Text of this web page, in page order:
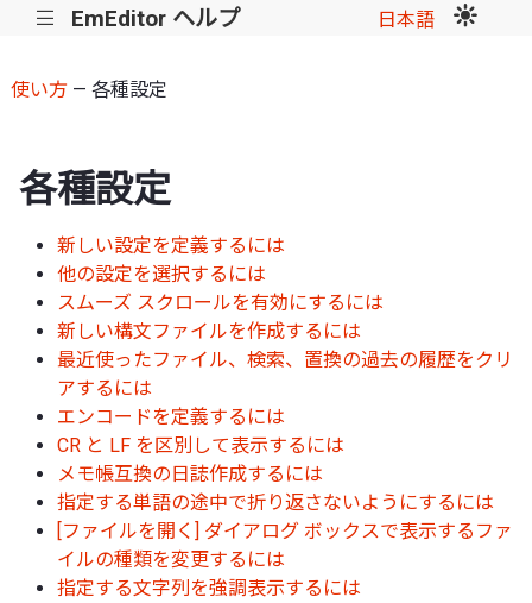
||| EmEditor ヘルプ 日本語
使い方— 各種設定
各種設定
新しい設定を定義するには
他の設定を選択するには
スムーズ スクロールを有効にするには
新しい構文ファイルを作成するには
最近使ったファイル、検索、置換の過去の履歴をクリ
アするには
エンコードを定義するには
CR と LF を区別して表示するには
メモ帳互換の日誌作成するには
指定する単語の途中で折り返さないようにするには
[ファイルを開く] ダイアログ ボックスで表示するファ
イルの種類を変更するには
指定する文字列を強調表示するには